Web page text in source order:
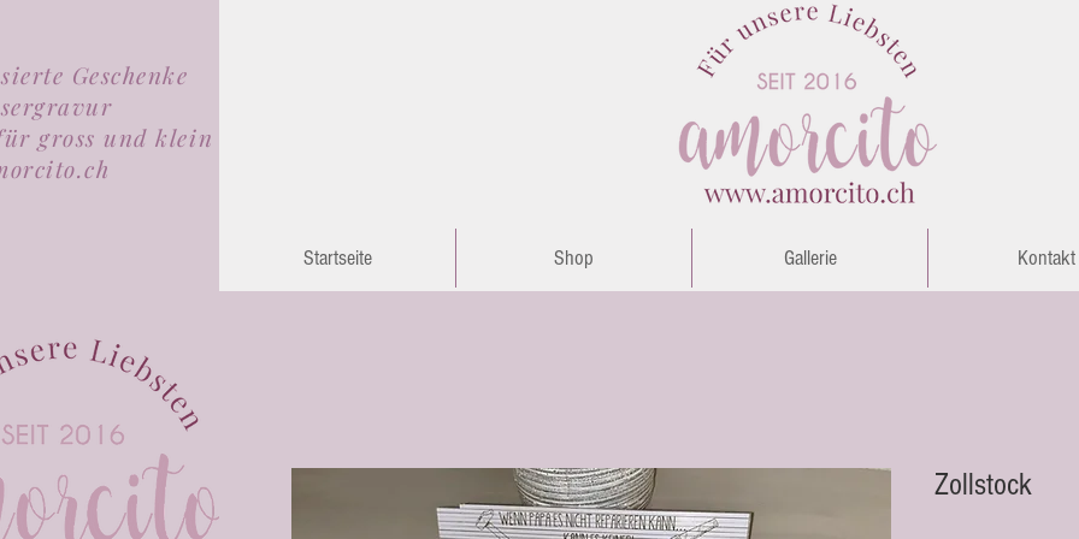
Geschenke
gross und klein
Startseite Shop Gallerie Kontakt
Zollstock